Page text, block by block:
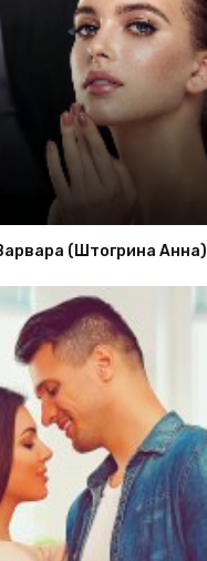
(Штогрина Анна)